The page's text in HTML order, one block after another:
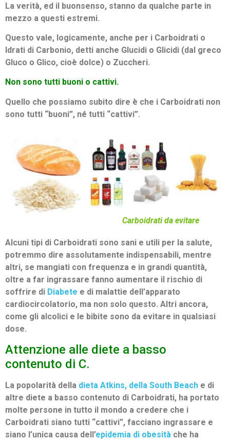
La verità, ed il buonsenso, stanno da qualche parte in
mezzo a questi estremi.
Questo vale, logicamente, anche per i Carboidrati o
Idrati di Carbonio, detti anche Glucidi o Glicidi (dal greco
Gluco o Glico, cioè dolce) o Zuccheri.
Non sono tutti buoni o cattivi.
Quello che possiamo subito dire è che i Carboidrati non
sono tutti “buoni”, né tutti “cattivi”.
Carboidrati da evitare
Alcuni tipi di Carboidrati sono sani e utili per la salute,
potremmo dire assolutamente indispensabili, mentre
altri, se mangiati con frequenza e in grandi quantità,
oltre a far ingrassare fanno aumentare il rischio di
soffrire di Diabete e di malattie dell’apparato
cardiocircolatorio, ma non solo questo. Altri ancora,
come gli alcolici e le bibite sono da evitare in qualsiasi
dose.
Attenzione alle diete a basso
contenuto di C.
La popolarità della dieta Atkins, della South Beach e di
altre diete a basso contenuto di Carboidrati, ha portato
molte persone in tutto il mondo a credere che i
Carboidrati siano tutti “cattivi”, facciano ingrassare e
siano l’unica causa dell’epidemia di obesità che ha